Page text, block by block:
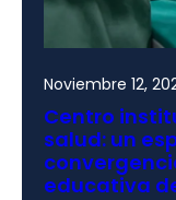
Noviembre 12,
Centro
salud: un
educativa